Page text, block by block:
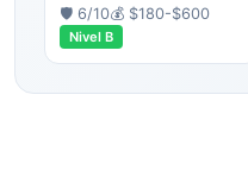
🛡️ 6/10💰 $180-$600
Nivel B